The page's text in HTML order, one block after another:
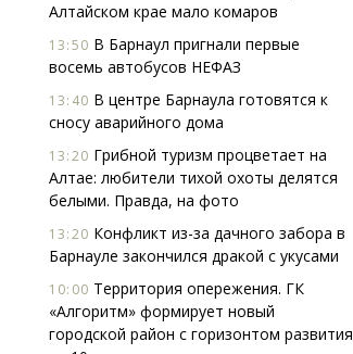
Алтайском крае мало комаров
13:50 В Барнаул пригнали первые
восемь автобусов НЕФАЗ
13:40 В центре Барнаула готовятся к
сносу аварийного дома
13:20 Грибной туризм процветает на
Алтае: любители тихой охоты делятся
белыми. Правда, на фото
13:20 Конфликт из-за дачного забора в
Барнауле закончился дракой с укусами
10:00 Территория опережения. ГК
«Алгоритм» формирует новый
городской район с горизонтом развития